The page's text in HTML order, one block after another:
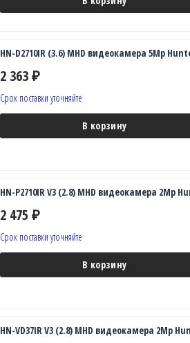
HN-D2710IR (3.6) MHD видеокамера 5Mp
2 363 ₽
Срок поставки уточняйте
В корзину
HN-P2710IR V3 (2.8) MHD видеокамера 2Mp
2 475 ₽
Срок поставки уточняйте
В корзину
HN-VD37IR V3 (2.8) MHD видеокамера 2Mp